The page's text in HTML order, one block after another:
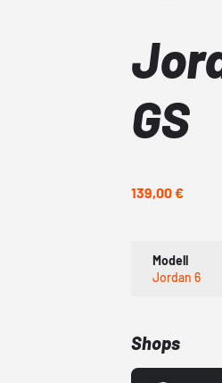
GS
139,00 €
Modell
Jordan 6
Shops